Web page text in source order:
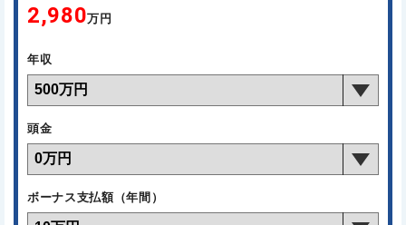
2,980万円
年収
頭金
ボーナス支払額（年間）